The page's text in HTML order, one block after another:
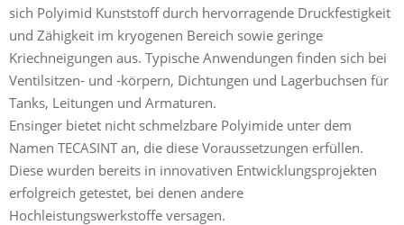
sich Polyimid Kunststoff durch hervorragende Druckfestigkeit
und Zähigkeit im kryogenen Bereich sowie geringe
Kriechneigungen aus. Typische Anwendungen finden sich bei
Ventilsitzen- und -körpern, Dichtungen und Lagerbuchsen für
Tanks, Leitungen und Armaturen.
Ensinger bietet nicht schmelzbare Polyimide unter dem
Namen TECASINT an, die diese Voraussetzungen erfüllen.
Diese wurden bereits in innovativen Entwicklungsprojekten
erfolgreich getestet, bei denen andere
Hochleistungswerkstoffe versagen.